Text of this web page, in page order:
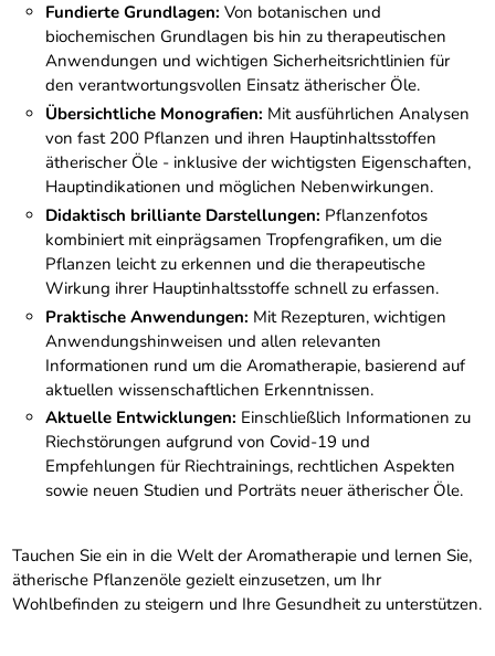
Fundierte Grundlagen: Von botanischen und
biochemischen Grundlagen bis hin zu therapeutischen
Anwendungen und wichtigen Sicherheitsrichtlinien für
den verantwortungsvollen Einsatz ätherischer Öle.
Übersichtliche Monografien: Mit ausführlichen Analysen
von fast 200 Pflanzen und ihren Hauptinhaltsstoffen
ätherischer Öle - inklusive der wichtigsten Eigenschaften,
Hauptindikationen und möglichen Nebenwirkungen.
Didaktisch brilliante Darstellungen: Pflanzenfotos
kombiniert mit einprägsamen Tropfengrafiken, um die
Pflanzen leicht zu erkennen und die therapeutische
Wirkung ihrer Hauptinhaltsstoffe schnell zu erfassen.
Praktische Anwendungen: Mit Rezepturen, wichtigen
Anwendungshinweisen und allen relevanten
Informationen rund um die Aromatherapie, basierend auf
aktuellen wissenschaftlichen Erkenntnissen.
Aktuelle Entwicklungen: Einschließlich Informationen zu
Riechstörungen aufgrund von Covid-19 und
Empfehlungen für Riechtrainings, rechtlichen Aspekten
sowie neuen Studien und Porträts neuer ätherischer Öle.
Tauchen Sie ein in die Welt der Aromatherapie und lernen Sie,
ätherische Pflanzenöle gezielt einzusetzen, um Ihr
Wohlbefinden zu steigern und Ihre Gesundheit zu unterstützen.